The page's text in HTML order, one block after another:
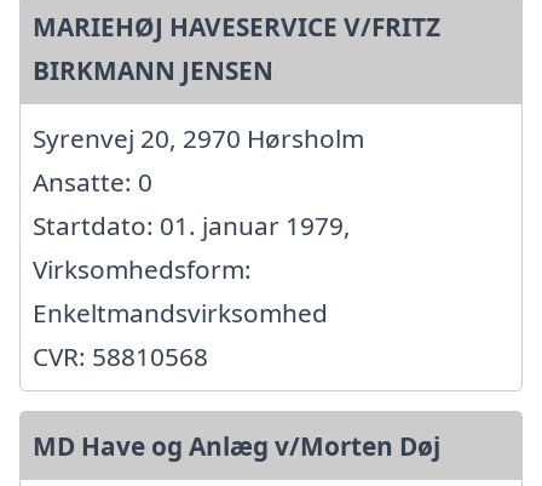
MARIEHØJ HAVESERVICE V/FRITZ
BIRKMANN JENSEN
Syrenvej 20, 2970 Hørsholm
Ansatte: 0
Startdato: 01. januar 1979,
Virksomhedsform:
Enkeltmandsvirksomhed
CVR: 58810568
MD Have og Anlæg v/Morten Døj